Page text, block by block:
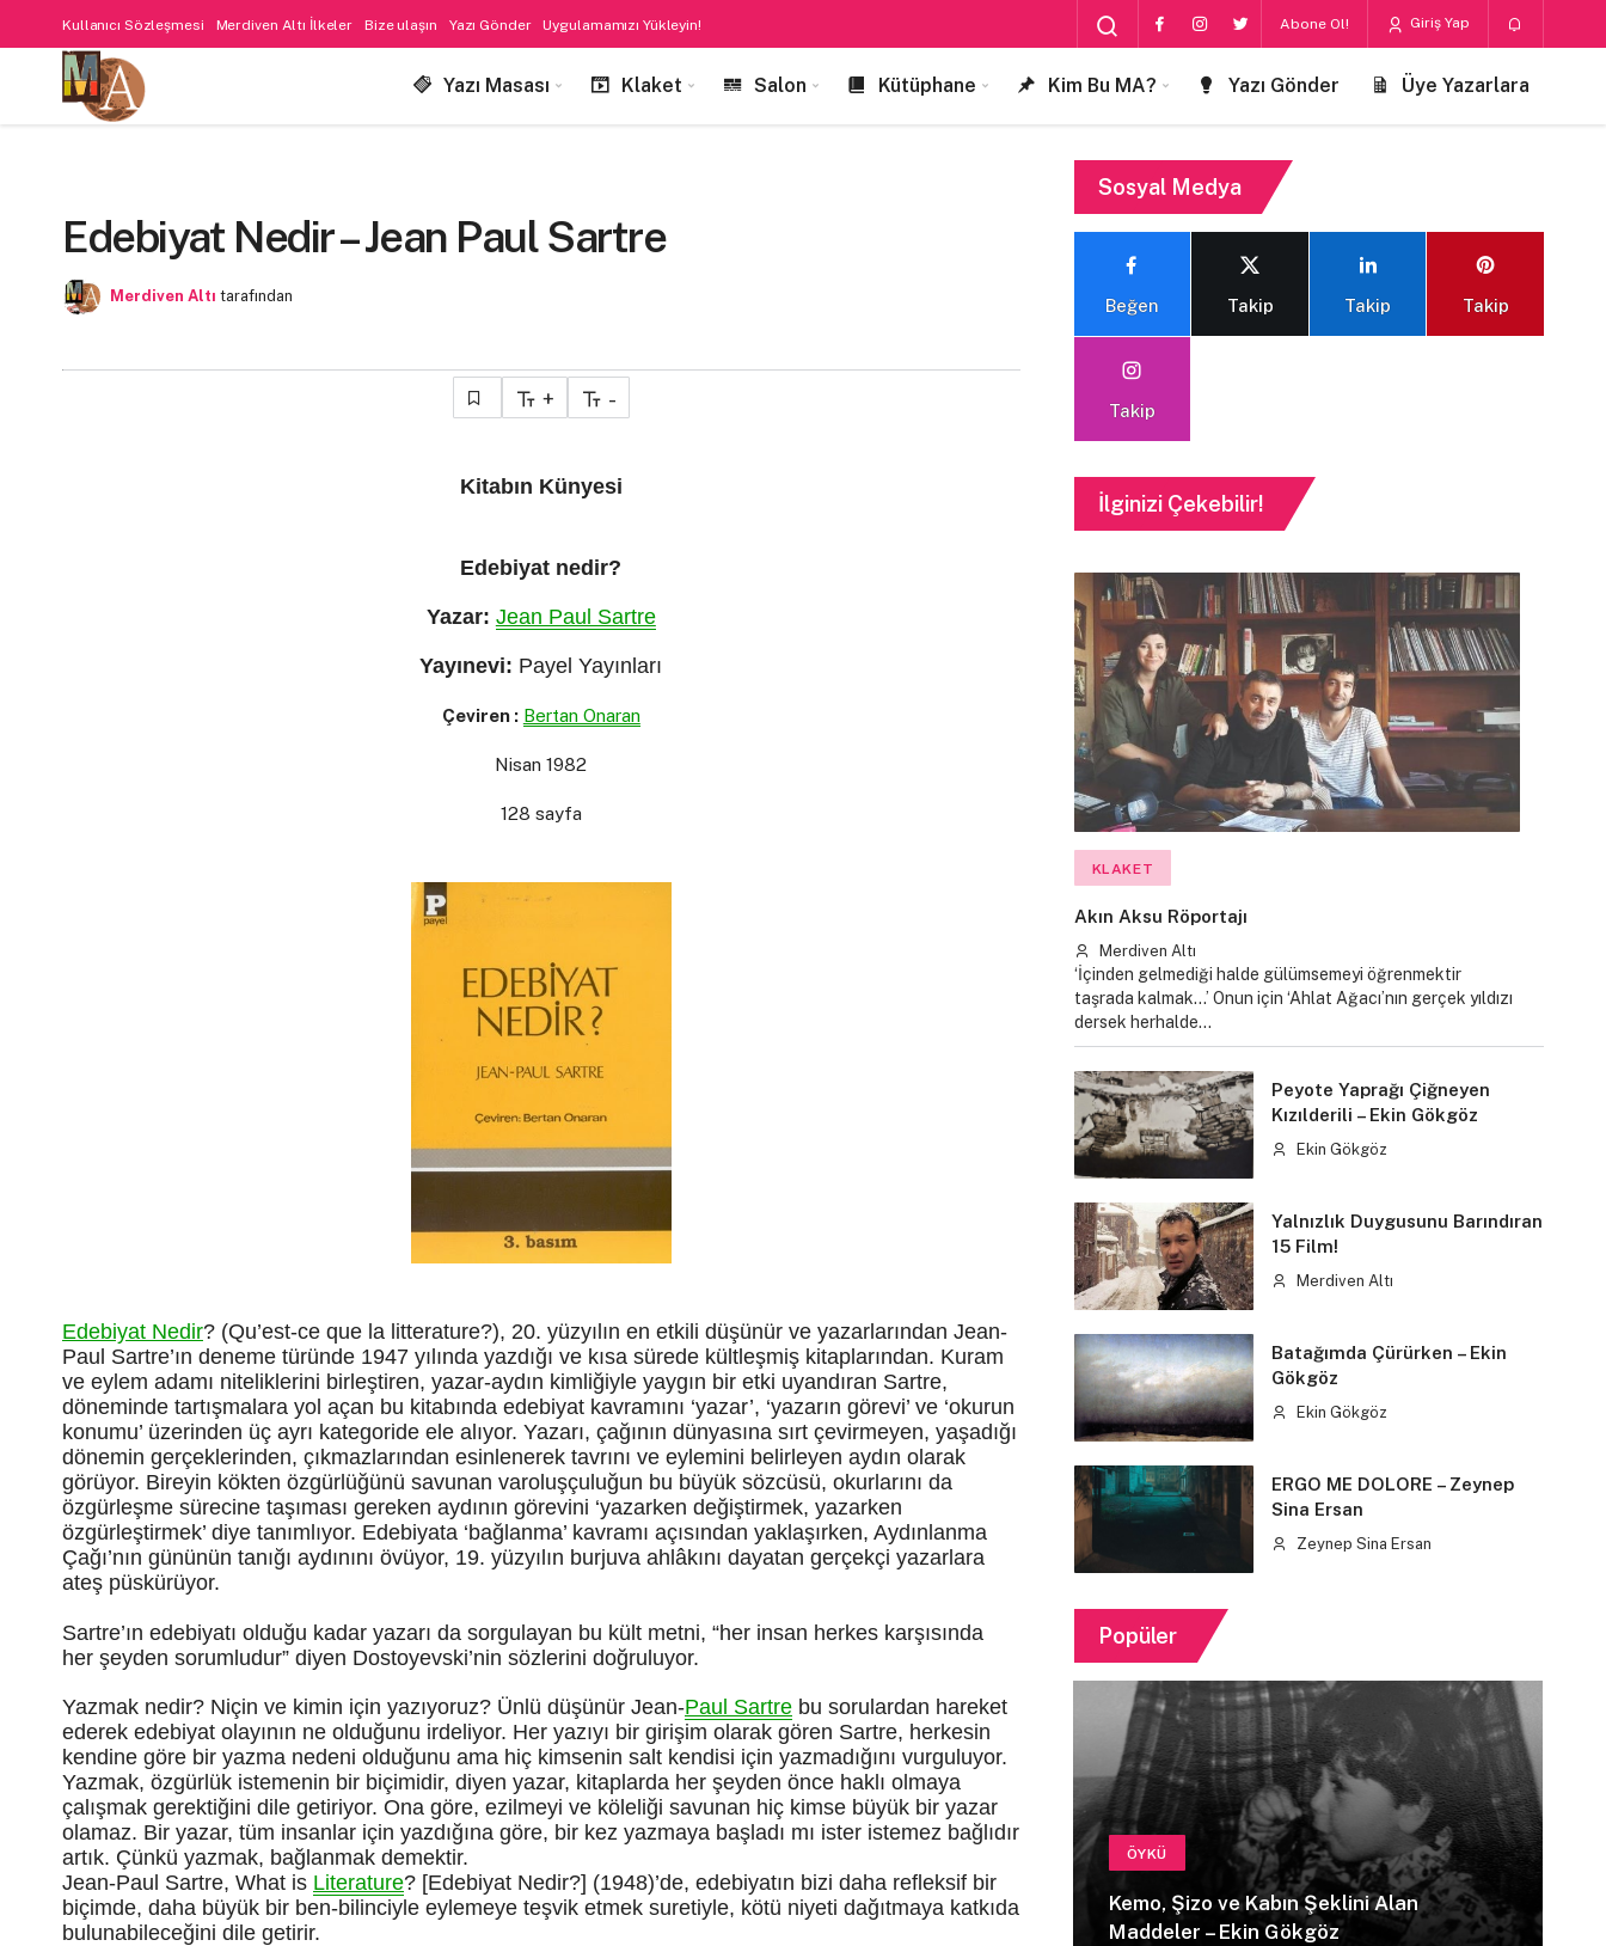
Kullanıcı Sözleşmesi Merdiven Altı İlkeler Bize ulaşın Yazı Gönder Uygulamamızı Yükleyin! Abone Ol! Giriş Yap
Yazı Masası Klaket Salon Kütüphane Kim Bu MA? Yazı Gönder Üye Yazarlara
Edebiyat Nedir – Jean Paul Sartre
Merdiven Altı tarafından
+ -
Kitabın Künyesi
Edebiyat nedir?
Yazar: Jean Paul Sartre
Yayınevi: Payel Yayınları
Çeviren : Bertan Onaran
Nisan 1982
128 sayfa
Edebiyat Nedir? (Qu’est-ce que la litterature?), 20. yüzyılın en etkili düşünür ve yazarlarından Jean-
Paul Sartre’ın deneme türünde 1947 yılında yazdığı ve kısa sürede kültleşmiş kitaplarından. Kuram
ve eylem adamı niteliklerini birleştiren, yazar-aydın kimliğiyle yaygın bir etki uyandıran Sartre,
döneminde tartışmalara yol açan bu kitabında edebiyat kavramını ‘yazar’, ‘yazarın görevi’ ve ‘okurun
konumu’ üzerinden üç ayrı kategoride ele alıyor. Yazarı, çağının dünyasına sırt çevirmeyen, yaşadığı
dönemin gerçeklerinden, çıkmazlarından esinlenerek tavrını ve eylemini belirleyen aydın olarak
görüyor. Bireyin kökten özgürlüğünü savunan varoluşçuluğun bu büyük sözcüsü, okurlarını da
özgürleşme sürecine taşıması gereken aydının görevini ‘yazarken değiştirmek, yazarken
özgürleştirmek’ diye tanımlıyor. Edebiyata ‘bağlanma’ kavramı açısından yaklaşırken, Aydınlanma
Çağı’nın gününün tanığı aydınını övüyor, 19. yüzyılın burjuva ahlâkını dayatan gerçekçi yazarlara
ateş püskürüyor.
Sartre’ın edebiyatı olduğu kadar yazarı da sorgulayan bu kült metni, “her insan herkes karşısında
her şeyden sorumludur” diyen Dostoyevski’nin sözlerini doğruluyor.
Yazmak nedir? Niçin ve kimin için yazıyoruz? Ünlü düşünür Jean-Paul Sartre bu sorulardan hareket
ederek edebiyat olayının ne olduğunu irdeliyor. Her yazıyı bir girişim olarak gören Sartre, herkesin
kendine göre bir yazma nedeni olduğunu ama hiç kimsenin salt kendisi için yazmadığını vurguluyor.
Yazmak, özgürlük istemenin bir biçimidir, diyen yazar, kitaplarda her şeyden önce haklı olmaya
çalışmak gerektiğini dile getiriyor. Ona göre, ezilmeyi ve köleliği savunan hiç kimse büyük bir yazar
olamaz. Bir yazar, tüm insanlar için yazdığına göre, bir kez yazmaya başladı mı ister istemez bağlıdır
artık. Çünkü yazmak, bağlanmak demektir.
Jean-Paul Sartre, What is Literature? [Edebiyat Nedir?] (1948)’de, edebiyatın bizi daha refleksif bir
biçimde, daha büyük bir ben-bilinciyle eylemeye teşvik etmek suretiyle, kötü niyeti dağıtmaya katkıda
bulunabileceğini dile getirir.
Sosyal Medya
Beğen Takip Takip Takip
Takip
İlginizi Çekebilir!
KLAKET
Akın Aksu Röportajı
Merdiven Altı
‘İçinden gelmediği halde gülümsemeyi öğrenmektir
taşrada kalmak...’ Onun için ‘Ahlat Ağacı’nın gerçek yıldızı
dersek herhalde…
Peyote Yaprağı Çiğneyen
Kızılderili – Ekin Gökgöz
Ekin Gökgöz
Yalnızlık Duygusunu Barındıran
15 Film!
Merdiven Altı
Batağımda Çürürken – Ekin
Gökgöz
Ekin Gökgöz
ERGO ME DOLORE – Zeynep
Sina Ersan
Zeynep Sina Ersan
Popüler
ÖYKÜ
Kemo, Şizo ve Kabın Şeklini Alan
Maddeler – Ekin Gökgöz